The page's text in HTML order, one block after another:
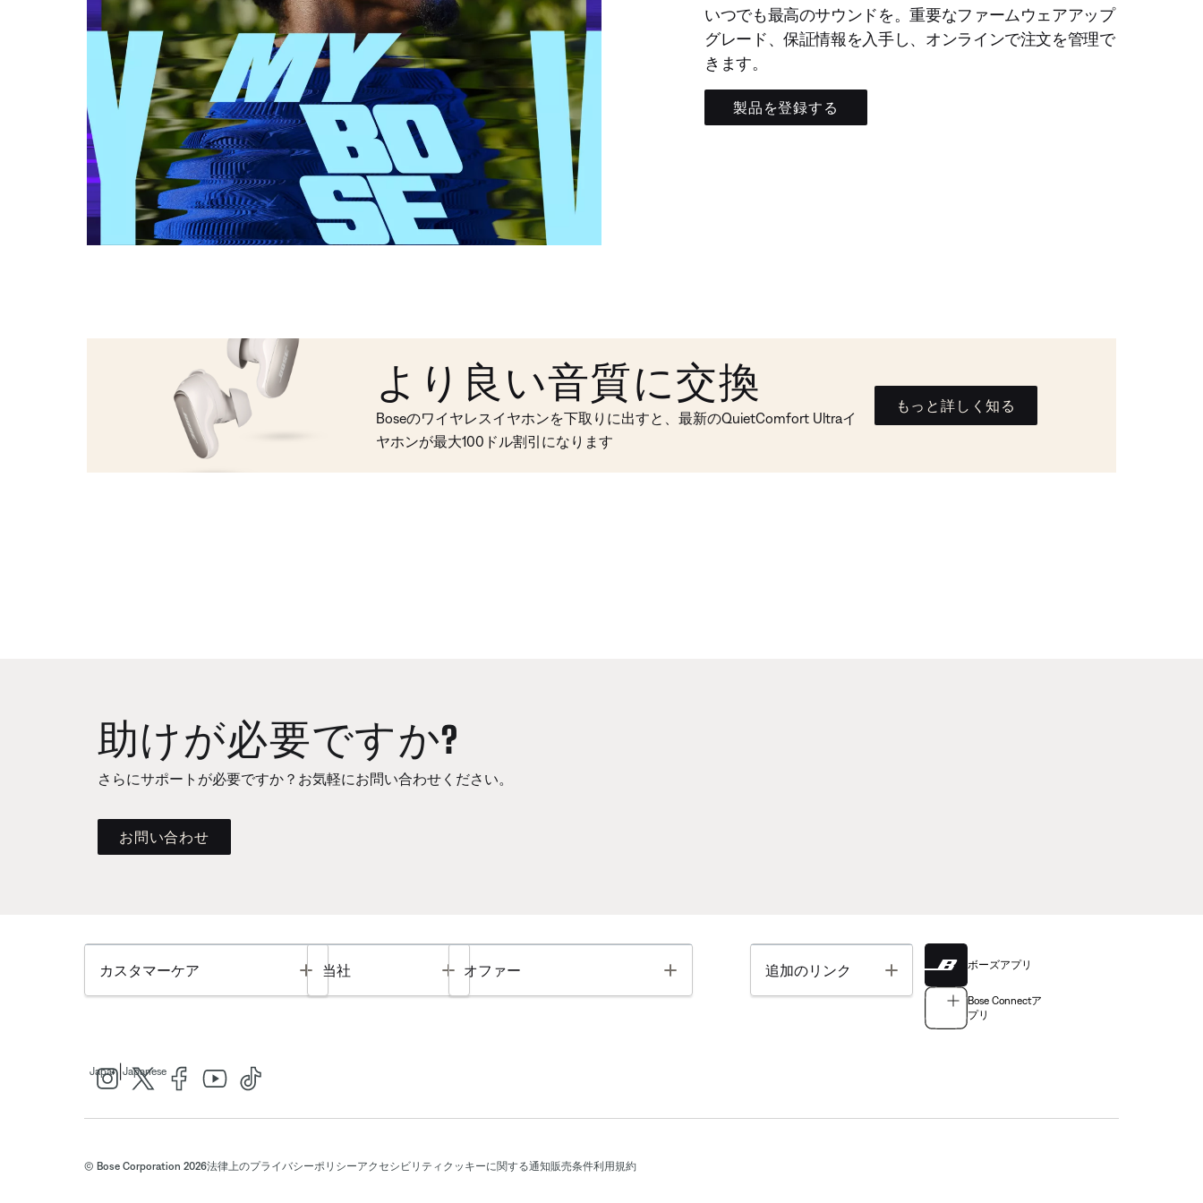
いつでも最高のサウンドを。重要なファームウェアアップ
グレード、保証情報を入手し、オンラインで注文を管理で
きます。
製品を登録する
より良い音質に交換
Boseのワイヤレスイヤホンを下取りに出すと、最新のQuietComfort Ultraイ
ヤホンが最大100ドル割引になります
もっと詳しく知る
助けが必要ですか?
さらにサポートが必要ですか？お気軽にお問い合わせください。
お問い合わせ
カスタマーケア Toggle
当社 Toggle
オファー Toggle 追加のリンク Toggle ボーズアプリ
Bose Connectア
プリ
Japan Japanese
© Bose Corporation 2026法律上のプライバシーポリシーアクセシビリティ クッキーに関する通知販売条件利用規約